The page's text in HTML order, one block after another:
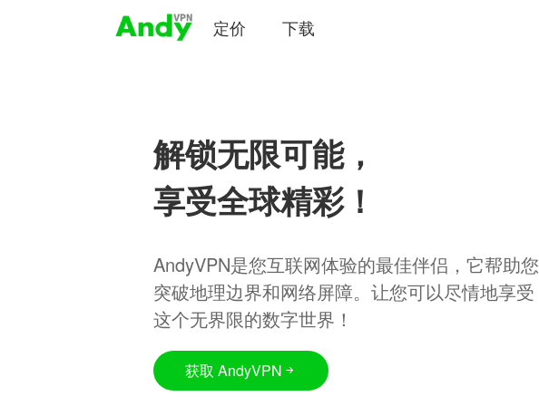
定价 下载
解锁无限可能，
享受全球精彩！
AndyVPN是您互联网体验的最佳伴侣，它帮助您
突破地理边界和网络屏障。让您可以尽情地享受
这个无界限的数字世界！
获取 AndyVPN